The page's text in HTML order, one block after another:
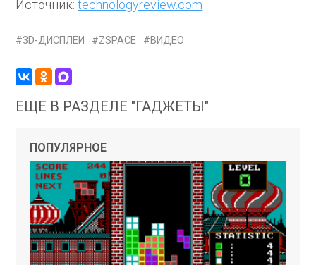
Источник:technologyreview.com
3D-ДИСПЛЕИ ZSPACE ВИДЕО
ЕЩЕ В РАЗДЕЛЕ "ГАДЖЕТЫ"
ПОПУЛЯРНОЕ